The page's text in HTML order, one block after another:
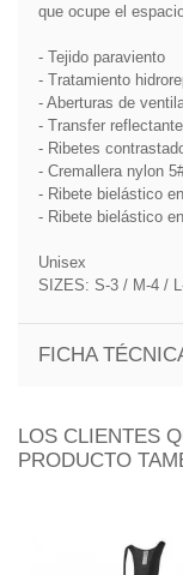
que ocupe el
- Tejido paraviento
- Tratamiento
- Aberturas de
- Transfer reflectante
- Ribetes
- Cremallera nylon
- Ribete bielástico
- Ribete bielástico
Unisex
SIZES: S-3 / M-4 /
FICHA
LOS CLIENTES
PRODUCTO